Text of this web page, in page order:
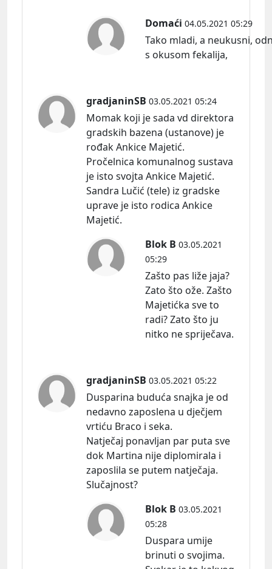
Domaći 04.05.2021 05:29
Tako mladi, a neukusni,
s okusom fekalija,
gradjaninSB 03.05.2021 05:24
Momak koji je sada vd direktora
gradskih bazena (ustanove) je
rođak Ankice Majetić.
Pročelnica komunalnog sustava
je isto svojta Ankice Majetić.
Sandra Lučić (tele) iz gradske
uprave je isto rodica Ankice
Majetić.
Blok B 03.05.2021
05:29
Zašto pas liže jaja?
Zato što ože. Zašto
Majetićka sve to
radi? Zato što ju
nitko ne spriječava.
gradjaninSB 03.05.2021 05:22
Dusparina buduća snajka je od
nedavno zaposlena u dječjem
vrtiću Braco i seka.
Natječaj ponavljan par puta sve
dok Martina nije diplomirala i
zaposlila se putem natječaja.
Slučajnost?
Blok B 03.05.2021
05:28
Duspara umije
brinuti o svojima.